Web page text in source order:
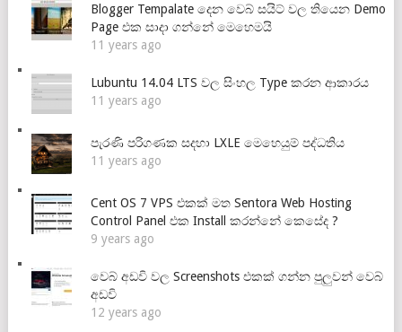
Blogger Tempalate දෙන වෙබ් සයිට් වල තියෙන Demo
Page එක සාදා ගන්නේ මෙහෙමයි
11 years ago
Lubuntu 14.04 LTS වල සිංහල Type කරන ආකාරය
11 years ago
පැරණි පරිගණක සදහා LXLE මෙහෙයුම් පද්ධතිය
11 years ago
Cent OS 7 VPS එකක් මත Sentora Web Hosting
Control Panel එක Install කරන්නේ කෙසේද ?
9 years ago
වෙබ් අඩවි වල Screenshots එකක් ගන්න පුලුවන් වෙබ්
අඩවි
12 years ago